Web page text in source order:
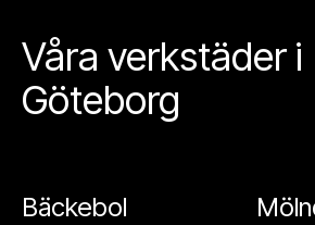
Våra verkstäder i
Göteborg
Bäckebol